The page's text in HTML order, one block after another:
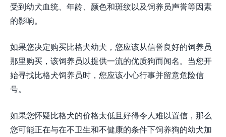
受到幼犬血统、年龄、颜色和斑纹以及饲养员声誉等因素
的影响。
如果您决定购买比格犬幼犬，您应该从信誉良好的饲养员
那里购买，该饲养员以提供一流的优质狗而闻名。当您开
始寻找比格犬饲养员时，您应该小心行事并留意危险信
号。
如果您怀疑比格犬的价格太低且好得令人难以置信，那么
您可能正在与在不卫生和不健康的条件下饲养狗的幼犬加